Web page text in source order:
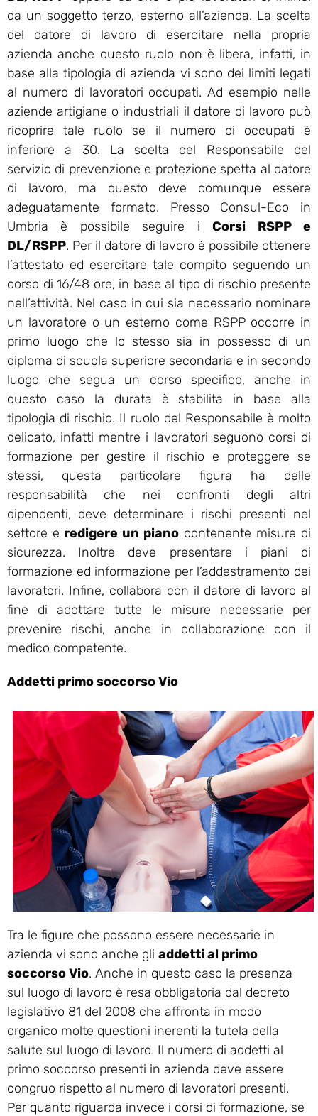
da un soggetto terzo, esterno all’azienda. La scelta
del datore di lavoro di esercitare nella propria
azienda anche questo ruolo non è libera, infatti, in
base alla tipologia di azienda vi sono dei limiti legati
al numero di lavoratori occupati. Ad esempio nelle
aziende artigiane o industriali il datore di lavoro può
ricoprire tale ruolo se il numero di occupati è
inferiore a 30. La scelta del Responsabile del
servizio di prevenzione e protezione spetta al datore
di lavoro, ma questo deve comunque essere
adeguatamente formato. Presso Consul-Eco in
Umbria è possibile seguire iCorsi RSPP e
DL/RSPP. Per il datore di lavoro è possibile ottenere
l’attestato ed esercitare tale compito seguendo un
corso di 16/48 ore, in base al tipo di rischio presente
nell’attività. Nel caso in cui sia necessario nominare
un lavoratore o un esterno come RSPP occorre in
primo luogo che lo stesso sia in possesso di un
diploma di scuola superiore secondaria e in secondo
luogo che segua un corso specifico, anche in
questo caso la durata è stabilita in base alla
tipologia di rischio. Il ruolo del Responsabile è molto
delicato, infatti mentre i lavoratori seguono corsi di
formazione per gestire il rischio e proteggere se
stessi, questa particolare figura ha delle
responsabilità che nei confronti degli altri
dipendenti, deve determinare i rischi presenti nel
settore e redigere un piano contenente misure di
sicurezza. Inoltre deve presentare i piani di
formazione ed informazione per l’addestramento dei
lavoratori. Infine, collabora con il datore di lavoro al
fine di adottare tutte le misure necessarie per
prevenire rischi, anche in collaborazione con il
medico competente.
Addetti primo soccorso Vio
Tra le figure che possono essere necessarie in
azienda vi sono anche gli addetti al primo
soccorso Vio. Anche in questo caso la presenza
sul luogo di lavoro è resa obbligatoria dal decreto
legislativo 81 del 2008 che affronta in modo
organico molte questioni inerenti la tutela della
salute sul luogo di lavoro. Il numero di addetti al
primo soccorso presenti in azienda deve essere
congruo rispetto al numero di lavoratori presenti.
Per quanto riguarda invece i corsi di formazione, se